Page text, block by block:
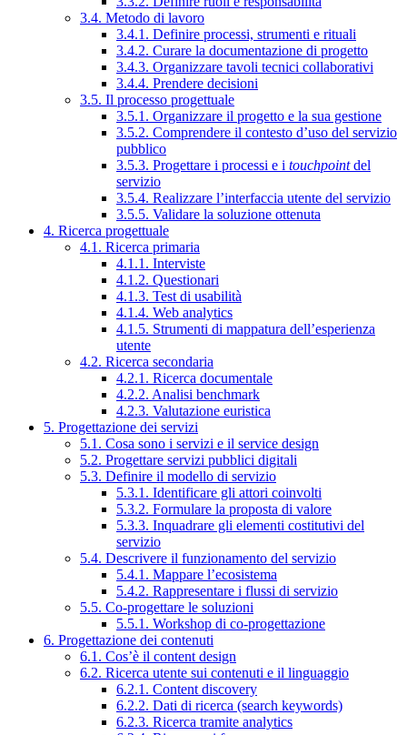
3.4. Metodo di lavoro
3.4.1. Definire processi, strumenti e rituali
3.4.2. Curare la documentazione di progetto
3.4.3. Organizzare tavoli tecnici collaborativi
3.4.4. Prendere decisioni
3.5. Il processo progettuale
3.5.1. Organizzare il progetto e la sua gestione
3.5.2. Comprendere il contesto d’uso del servizio
pubblico
3.5.3. Progettare i processi e i touchpointdel
servizio
3.5.4. Realizzare l’interfaccia utente del servizio
3.5.5. Validare la soluzione ottenuta
4. Ricerca progettuale
4.1. Ricerca primaria
4.1.1. Interviste
4.1.2. Questionari
4.1.3. Test di usabilità
4.1.4. Web analytics
4.1.5. Strumenti di mappatura dell’esperienza
utente
4.2. Ricerca secondaria
4.2.1. Ricerca documentale
4.2.2. Analisi benchmark
4.2.3. Valutazione euristica
5. Progettazione dei servizi
5.1. Cosa sono i servizi e il service design
5.2. Progettare servizi pubblici digitali
5.3. Definire il modello di servizio
5.3.1. Identificare gli attori coinvolti
5.3.2. Formulare la proposta di valore
5.3.3. Inquadrare gli elementi costitutivi del
servizio
5.4. Descrivere il funzionamento del servizio
5.4.1. Mappare l’ecosistema
5.4.2. Rappresentare i flussi di servizio
5.5. Co-progettare le soluzioni
5.5.1. Workshop di co-progettazione
6. Progettazione dei contenuti
6.1. Cos’è il content design
6.2. Ricerca utente sui contenuti e il linguaggio
6.2.1. Content discovery
6.2.2. Dati di ricerca (search keywords)
6.2.3. Ricerca tramite analytics